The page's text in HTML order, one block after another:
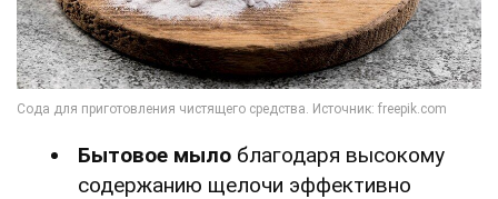
Бытовое мыло благодаря высокому
содержанию щелочи эффективно